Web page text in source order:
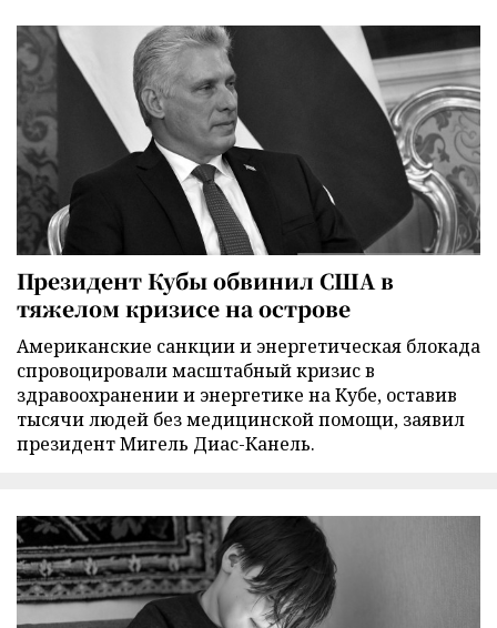
Президент Кубы обвинил США в
тяжелом кризисе на острове
Американские санкции и энергетическая блокада
спровоцировали масштабный кризис в
здравоохранении и энергетике на Кубе, оставив
тысячи людей без медицинской помощи, заявил
президент Мигель Диас-Канель.